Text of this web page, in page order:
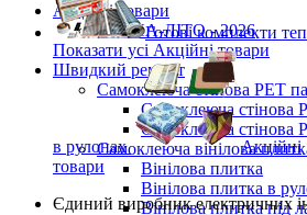
Акційні товари
ВЕСНА-ЛІТО - 2026
Показати усі Акційні товари
Швидкий ремонт
Самоклеюча стінова PET
Самоклеюча стінова
Самоклеюча стінова
Самоклеюча вінілова
Вінілова плитка
Вінілова плитка в
Вінілова плитка під
Готові комплекти
в рулонах
Акційні
товари
Єдиний виробникелектричних